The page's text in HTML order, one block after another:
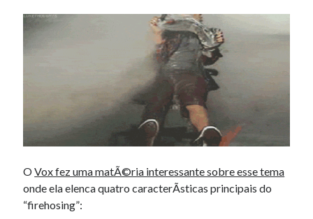
OVox fez uma matÃ©ria interessante sobre esse tema
onde ela elenca quatro caracterÃ­sticas principais do
“firehosing”: